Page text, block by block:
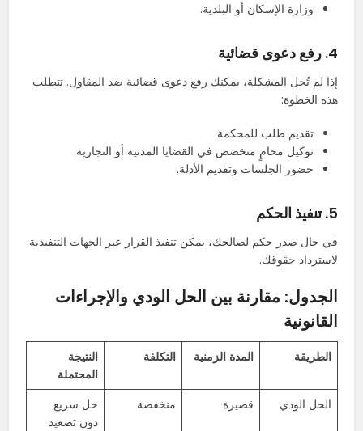
وزارة الإسكان أو البلدية.
4. رفع دعوى قضائية
إذا لم تُحل المشكلة، يمكنك رفع دعوى قضائية ضد المقاول. تتطلب
هذه الخطوة:
تقديم طلب للمحكمة.
توكيل محامٍ متخصص في القضايا المدنية أو التجارية.
حضور الجلسات وتقديم الأدلة.
5. تنفيذ الحكم
في حال صدر حكم لصالحك، يمكن تنفيذ القرار عبر الجهات التنفيذية
لاسترداد حقوقك.
الجدول: مقارنة بين الحل الودي والإجراءات
القانونية
الطريقة المدة الزمنية التكلفة
النتيجة
المحتملة
الحل الودي
قصيرة منخفضة
حل سريع
دون تصعيد